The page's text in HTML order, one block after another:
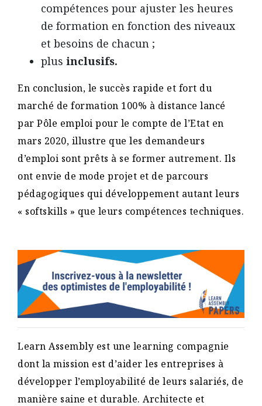
compétences pour ajuster les heures
de formation en fonction des niveaux
et besoins de chacun ;
plus inclusifs.
En conclusion, le succès rapide et fort du
marché de formation 100% à distance lancé
par Pôle emploi pour le compte de l’Etat en
mars 2020, illustre que les demandeurs
d’emploi sont prêts à se former autrement. Ils
ont envie de mode projet et de parcours
pédagogiques qui développement autant leurs
« softskills » que leurs compétences techniques.
Learn Assembly est une learning compagnie
dont la mission est d’aider les entreprises à
développer l’employabilité de leurs salariés, de
manière saine et durable. Architecte et